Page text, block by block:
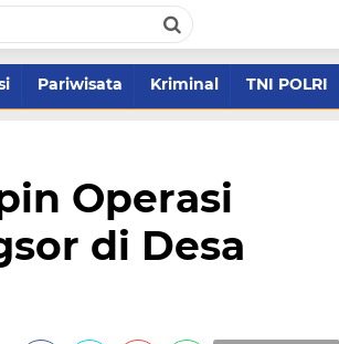
Pariwisata Kriminal TNI POLRI
Operasi
di Desa